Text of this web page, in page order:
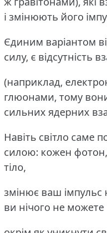
і змінюють його
Єдиним варіантом
силу, є відсутність
(наприклад,
глюонами, тому
сильних ядерних
Навіть світло саме
силою: кожен
тіло,
змінює ваш імпульс
ви нічого не